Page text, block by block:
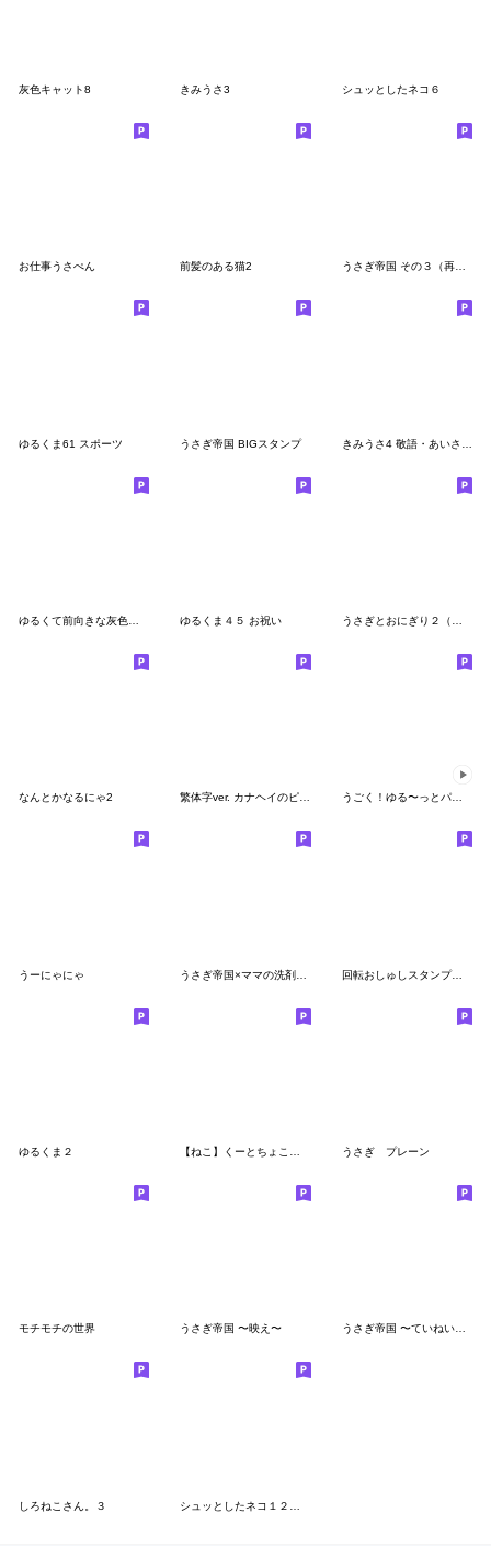
灰色キャット8 きみうさ3 シュッとしたネコ６
お仕事うさぺん 前髪のある猫2 うさぎ帝国 その３（再販）
ゆるくま61 スポーツ うさぎ帝国 BIGスタンプ
ゆるくま４５ お祝い
なんとかなるにゃ2 繁体字ver. カナヘイのピスケ＆うさぎ5 うごく！ゆる〜っとパンダ11
うーにゃにゃ 回転おしゅしスタンプだよ！３周目
ゆるくま２ うさぎ プレーン
モチモチの世界 うさぎ帝国 〜映え〜 うさぎ帝国 〜ていねい〜 リターンズ
しろねこさん。３